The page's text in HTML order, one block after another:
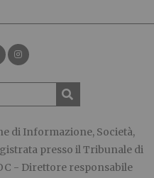
di Informazione, Società,
presso il Tribunale di
- Direttore responsabile